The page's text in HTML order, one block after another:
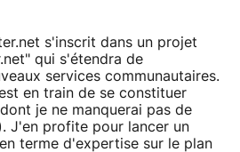
s'inscrit dans un projet
qui s'étendra de
services communautaires.
en train de se constituer
je ne manquerai pas de
J'en profite pour lancer un
terme d'expertise sur le plan